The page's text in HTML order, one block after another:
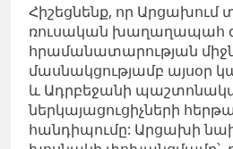
Հիշեցնենք, որ Արցախում
ռուսական խաղաղապահ
հրամանատարության
մասնակցությամբ այսօր
և Ադրբեջանի
ներկայացուցիչների
հանդիպումը: Արցախի